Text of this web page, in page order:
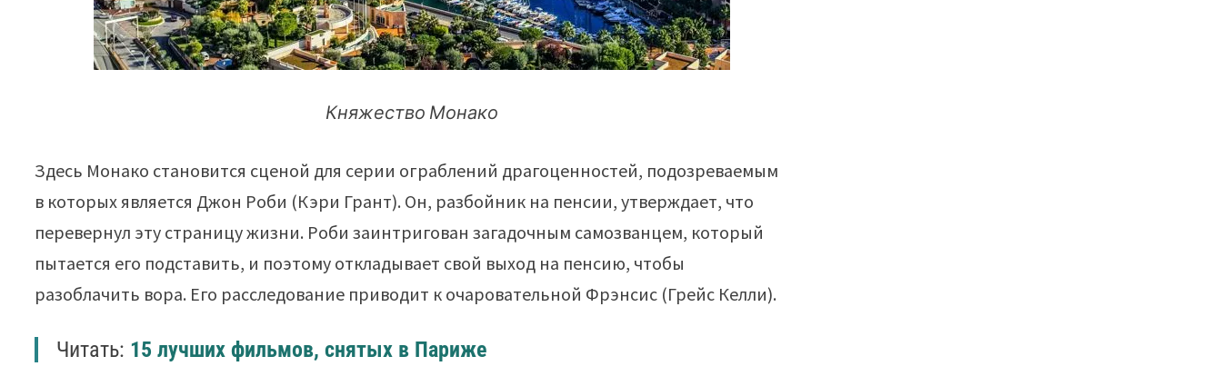
Княжество Монако
Здесь Монако становится сценой для серии ограблений драгоценностей, подозреваемым
в которых является Джон Роби (Кэри Грант). Он, разбойник на пенсии, утверждает, что
перевернул эту страницу жизни. Роби заинтригован загадочным самозванцем, который
пытается его подставить, и поэтому откладывает свой выход на пенсию, чтобы
разоблачить вора. Его расследование приводит к очаровательной Фрэнсис (Грейс Келли).
Читать: 15 лучших фильмов, снятых в Париже